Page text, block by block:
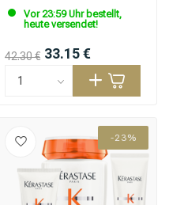
Vor 23:59 Uhr bestellt,
heute versendet!
42.30 € 33.15 €
-23%